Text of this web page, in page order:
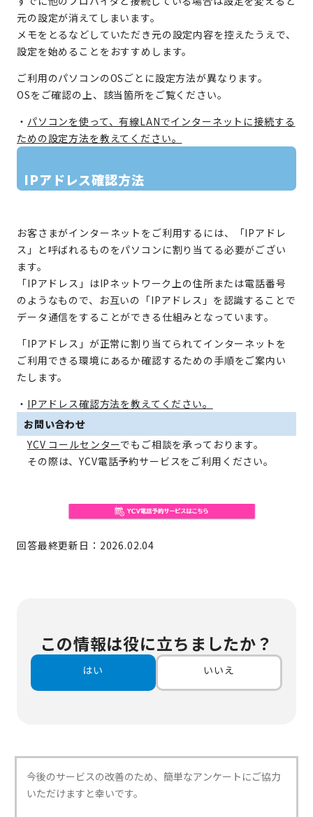
元の設定が消えてしまいます。
メモをとるなどしていただき元の設定内容を控えたうえで、
設定を始めることをおすすめします。
ご利用のパソコンのOSごとに設定方法が異なります。
OSをご確認の上、該当箇所をご覧ください。
・ パソコンを使って、有線LANでインターネットに接続する
ための設定方法を教えてください。
IPアドレス確認方法
お客さまがインターネットをご利用するには、「IPアドレ
ス」と呼ばれるものをパソコンに割り当てる必要がござい
ます。
「IPアドレス」はIPネットワーク上の住所または電話番号
のようなもので、お互いの「IPアドレス」を認識することで
データ通信をすることができる仕組みとなっています。
「IPアドレス」が正常に割り当てられてインターネットを
ご利用できる環境にあるか確認するための手順をご案内い
たします。
・ IPアドレス確認方法を教えてください。
お問い合わせ
YCV コールセンターでもご相談を承っております。
その際は、YCV電話予約サービスをご利用ください。
回答最終更新日：2026.02.04
この情報は役に立ちましたか？
はい いいえ